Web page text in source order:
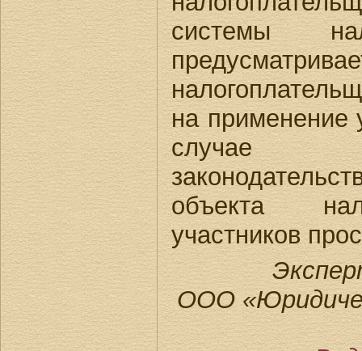
системы
на применение
случае
объекта
участников
ООО